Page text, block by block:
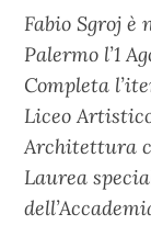
Fabio Sgroj
Palermo l’1
Completa
Liceo
Architettura
Laurea